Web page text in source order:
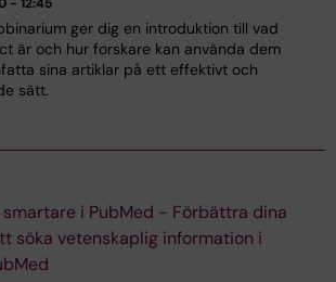
ger dig en introduktion till vad
är och hur forskare kan använda dem
sina artiklar på ett effektivt och
sätt.
smartare i PubMed - Förbättra dina
söka vetenskaplig information i